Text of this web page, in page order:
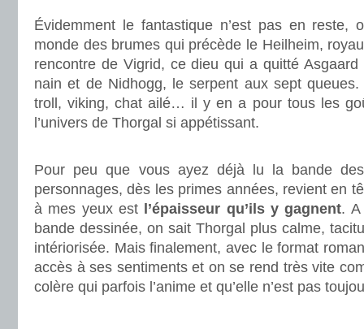
Évidemment le fantastique n’est pas en reste,
monde des brumes qui précède le Heilheim,
rencontre de Vigrid, ce dieu qui a quitté
nain et de Nidhogg, le serpent aux sept
troll, viking, chat ailé… il y en a pour tous les
l’univers de Thorgal si appétissant.
Pour peu que vous ayez déjà lu la bande
personnages, dès les primes années, revient en
à mes yeux est l’épaisseur qu’ils y gagnent. A
bande dessinée, on sait Thorgal plus calme,
intériorisée. Mais finalement, avec le format
accès à ses sentiments et on se rend très vite
colère qui parfois l’anime et qu’elle n’est pas